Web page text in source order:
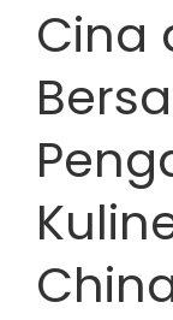
Cina